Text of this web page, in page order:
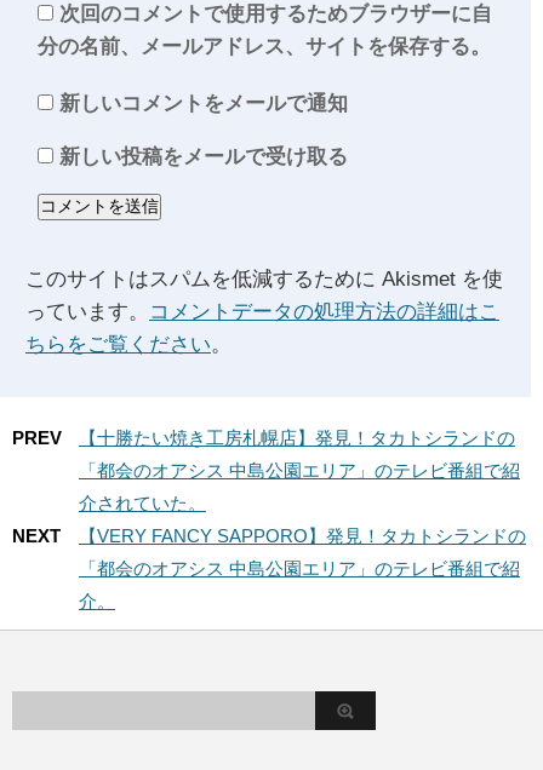
次回のコメントで使用するためブラウザーに自
分の名前、メールアドレス、サイトを保存する。
新しいコメントをメールで通知
新しい投稿をメールで受け取る
このサイトはスパムを低減するために Akismet を使
っています。
コメントデータの処理方法の詳細はこ
ちらをご覧ください。
PREV
【十勝たい焼き工房札幌店】発見！タカトシランドの
「都会のオアシス 中島公園エリア」のテレビ番組で紹
介されていた。
NEXT
【VERY FANCY SAPPORO】発見！タカトシランドの
「都会のオアシス 中島公園エリア」のテレビ番組で紹
介。